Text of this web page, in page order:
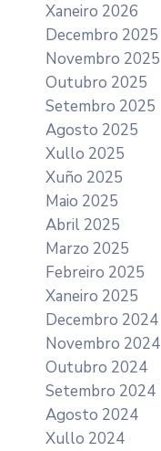
Xaneiro 2026
Decembro 2025
Novembro 2025
Outubro 2025
Setembro 2025
Agosto 2025
Xullo 2025
Xuño 2025
Maio 2025
Abril 2025
Marzo 2025
Febreiro 2025
Xaneiro 2025
Decembro 2024
Novembro 2024
Outubro 2024
Setembro 2024
Agosto 2024
Xullo 2024